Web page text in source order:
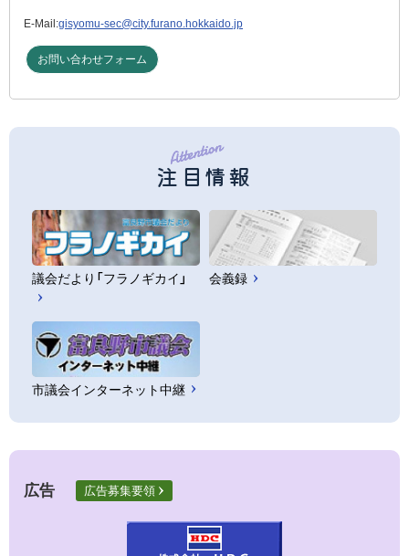
E-Mail:gisyomu-sec@city.furano.hokkaido.jp
お問い合わせフォーム
注目情報
議会だより「フラノギカイ」 会義録
市議会インターネット中継
広告 広告募集要領